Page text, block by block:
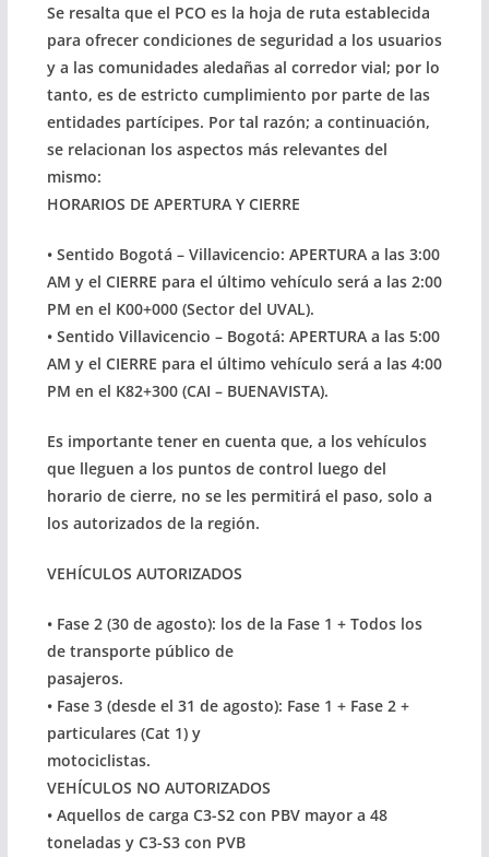
Se resalta que el PCO es la hoja de ruta establecida
para ofrecer condiciones de seguridad a los usuarios
y a las comunidades aledañas al corredor vial; por lo
tanto, es de estricto cumplimiento por parte de las
entidades partícipes. Por tal razón; a continuación,
se relacionan los aspectos más relevantes del
mismo:
HORARIOS DE APERTURA Y CIERRE
• Sentido Bogotá – Villavicencio: APERTURA a las 3:00
AM y el CIERRE para el último vehículo será a las 2:00
PM en el K00+000 (Sector del UVAL).
• Sentido Villavicencio – Bogotá: APERTURA a las 5:00
AM y el CIERRE para el último vehículo será a las 4:00
PM en el K82+300 (CAI – BUENAVISTA).
Es importante tener en cuenta que, a los vehículos
que lleguen a los puntos de control luego del
horario de cierre, no se les permitirá el paso, solo a
los autorizados de la región.
VEHÍCULOS AUTORIZADOS
•Fase 2 (30 de agosto): los de la Fase 1 + Todos los
de transporte público de
pasajeros.
• Fase 3 (desde el 31 de agosto): Fase 1 + Fase 2 +
particulares (Cat 1) y
motociclistas.
VEHÍCULOS NO AUTORIZADOS
• Aquellos de carga C3-S2 con PBV mayor a 48
toneladas y C3-S3 con PVB